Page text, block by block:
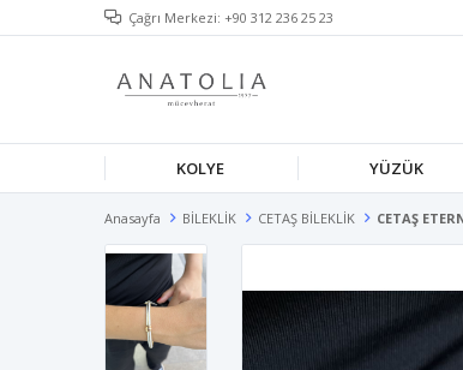
Çağrı Merkezi: +90 312 236 25 23
KOLYE YÜZÜK
Anasayfa BİLEKLİK CETAŞ BİLEKLİK CETAŞ